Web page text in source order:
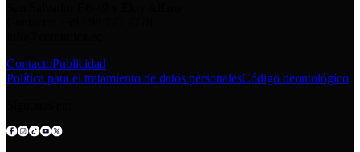
ContactoPublicidad
Política para el tratamiento de datos personalesCódigo deontológico